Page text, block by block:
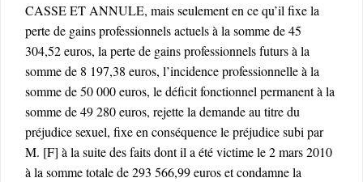
CASSE ET ANNULE, mais seulement en ce qu’il fixe la
perte de gains professionnels actuels à la somme de 45
304,52 euros, la perte de gains professionnels futurs à la
somme de 8 197,38 euros, l’incidence professionnelle à la
somme de 50 000 euros, le déficit fonctionnel permanent à la
somme de 49 280 euros, rejette la demande au titre du
préjudice sexuel, fixe en conséquence le préjudice subi par
M. [F] à la suite des faits dont il a été victime le 2 mars 2010
à la somme totale de 293 566,99 euros et condamne la